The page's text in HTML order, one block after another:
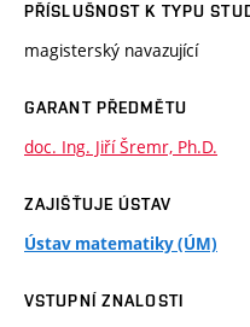
PŘÍSLUŠNOST K TYPU
magisterský navazující
GARANT PŘEDMĚTU
doc. Ing. Jiří Šremr, Ph.D.
ZAJIŠŤUJE ÚSTAV
Ústav matematiky (ÚM)
VSTUPNÍ ZNALOSTI